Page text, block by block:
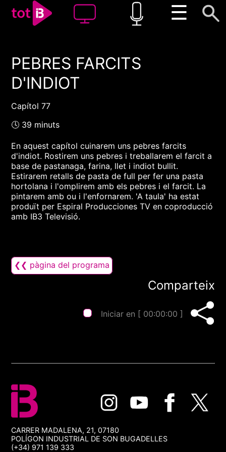
☰
00:00 00:00
1x
PEBRES FARCITS
D'INDIOT
Capítol 77
🕓 39 minuts
En aquest capítol cuinarem uns pebres farcits
d'indiot. Rostirem uns pebres i treballarem el farcit a
base de pastanaga, farina, llet i indiot bullit.
Estirarem retalls de pasta de full per fer una pasta
hortolana i l'omplirem amb els pebres i el farcit. La
pintarem amb ou i l'enfornarem. 'A taula' ha estat
produït per Espiral Producciones TV en coproducció
amb IB3 Televisió.
❮❮ pàgina del programa
Comparteix
Iniciar en [ 00:00:00 ]
CARRER MADALENA, 21, 07180
POLÍGON INDUSTRIAL DE SON BUGADELLES
(+34) 971 139 333